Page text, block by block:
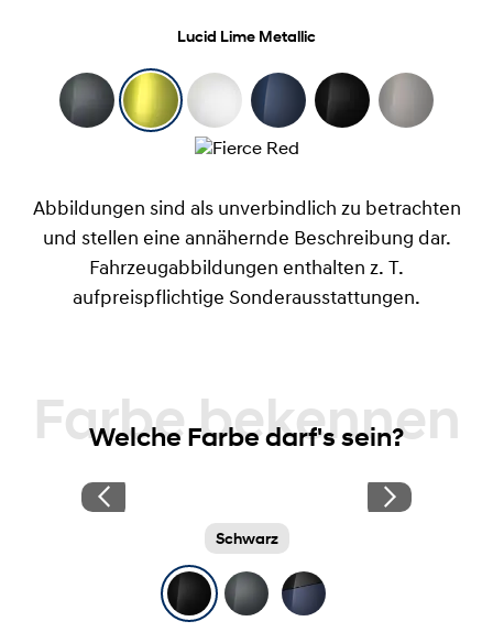
Lucid Lime Metallic
Abbildungen sind als unverbindlich zu betrachten
und stellen eine annähernde Beschreibung dar.
Fahrzeugabbildungen enthalten z. T.
aufpreispflichtige Sonderausstattungen.
Farbe bekennen
Welche Farbe darf's sein?
Schwarz